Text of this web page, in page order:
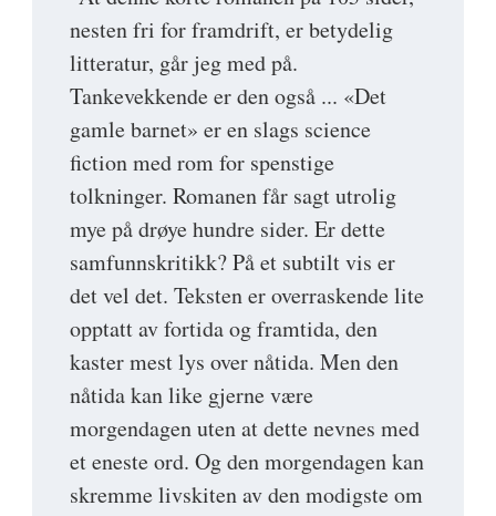
nesten fri for framdrift, er betydelig
litteratur, går jeg med på.
Tankevekkende er den også ... «Det
gamle barnet» er en slags science
fiction med rom for spenstige
tolkninger. Romanen får sagt utrolig
mye på drøye hundre sider. Er dette
samfunnskritikk? På et subtilt vis er
det vel det. Teksten er overraskende lite
opptatt av fortida og framtida, den
kaster mest lys over nåtida. Men den
nåtida kan like gjerne være
morgendagen uten at dette nevnes med
et eneste ord. Og den morgendagen kan
skremme livskiten av den modigste om